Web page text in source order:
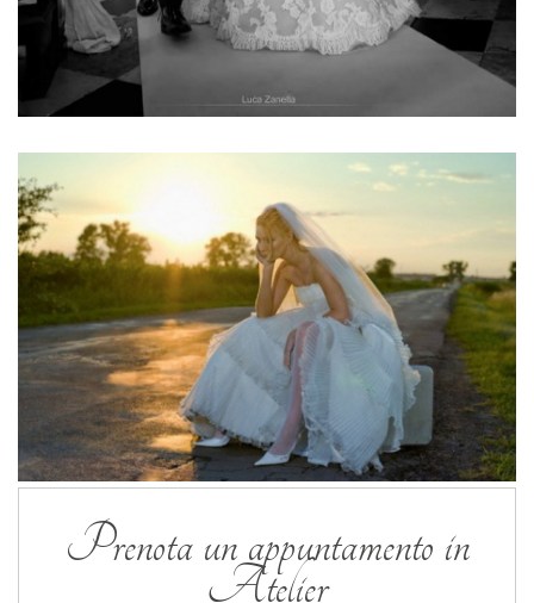
Prenota un appuntamento in
Atelier